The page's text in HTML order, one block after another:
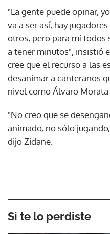
"La gente puede opinar,
va a ser así, hay
otros, pero para mí todos
a tener minutos", insistió
cree que el recurso a las
desanimar a canteranos
nivel como Álvaro Morata
"No creo que se
animado, no sólo
dijo Zidane.
Si te lo perdiste